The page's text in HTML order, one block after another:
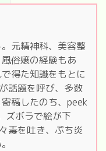
元精神科、美容整
俗嬢の経験もあ
得た知識をもとに
題を呼び、多数
稿したのち、peek
ズボラで絵が下
毒を吐き、ぷち炎